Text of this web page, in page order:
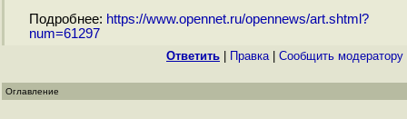
Подробнее: https://www.opennet.ru/opennews/art.shtml?
num=61297
Ответить Правка| Cообщить модератору
Оглавление